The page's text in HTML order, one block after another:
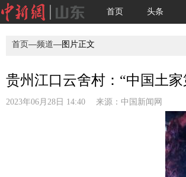
首页 头条
首页—频道—图片正文
贵州江口云舍村：“中国土
2023年06月28日 14:40 来源： 中国新闻网